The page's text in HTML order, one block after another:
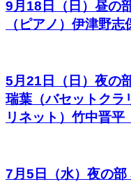
9月18日（日）昼の
（ピアノ）伊津野志
5月21日（日）夜の
瑞葉（バセットク
リネット）竹中晋
7月5日（水）夜の